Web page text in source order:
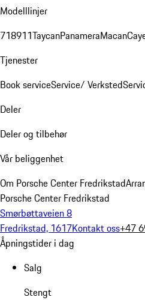
Modelllinjer
718911TaycanPanameraMacan
Tjenester
Book serviceService/ Verksted
Deler
Deler og tilbehør
Vår beliggenhet
Om Porsche Center Fredrikstad
Porsche Center Fredrikstad
Smørbøttaveien 8
Fredrikstad, 1617Kontakt oss+47
Åpningstider i dag
Salg
Stengt